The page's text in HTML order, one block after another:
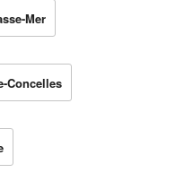
Mer
Concelles